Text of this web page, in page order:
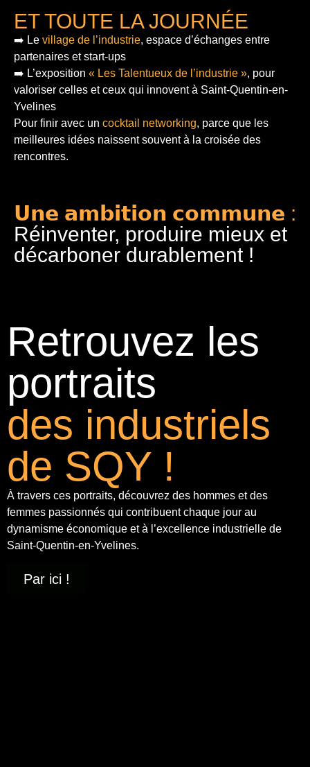
ET TOUTE LA JOURNÉE
➡️ Le village de l’industrie, espace d’échanges entre
partenaires et start-ups
➡️ L’exposition « Les Talentueux de l’industrie », pour
valoriser celles et ceux qui innovent à Saint-Quentin-en-
Yvelines
Pour finir avec un cocktail networking, parce que les
meilleures idées naissent souvent à la croisée des
rencontres.
𝗨𝗻𝗲 𝗮𝗺𝗯𝗶𝘁𝗶𝗼𝗻 𝗰𝗼𝗺𝗺𝘂𝗻𝗲 :
Réinventer, produire mieux et
décarboner durablement !
Retrouvez les
portraits
des industriels
de SQY !
À travers ces portraits, découvrez des hommes et des
femmes passionnés qui contribuent chaque jour au
dynamisme économique et à l’excellence industrielle de
Saint-Quentin-en-Yvelines.
Par ici !